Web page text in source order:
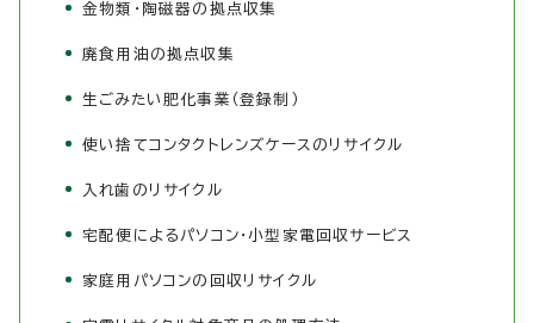
金物類・陶磁器の拠点収集
廃食用油の拠点収集
生ごみたい肥化事業（登録制）
使い捨てコンタクトレンズケースのリサイクル
入れ歯のリサイクル
宅配便によるパソコン・小型家電回収サービス
家庭用パソコンの回収リサイクル